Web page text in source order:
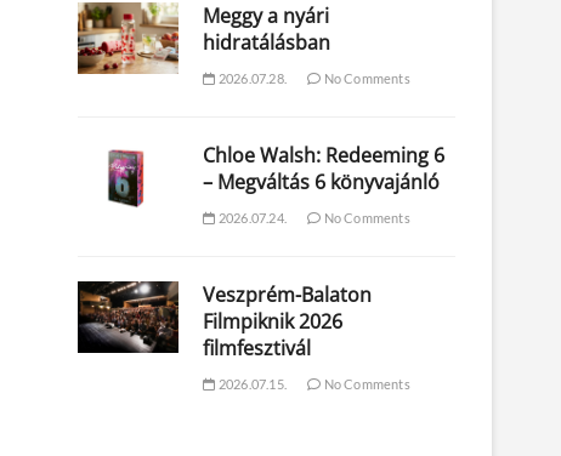
Meggy a nyári
hidratálásban
2026.07.28. No Comments
Chloe Walsh: Redeeming 6
– Megváltás 6 könyvajánló
2026.07.24. No Comments
Veszprém-Balaton
Filmpiknik 2026
filmfesztivál
2026.07.15. No Comments